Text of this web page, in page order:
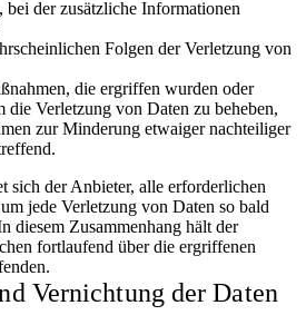
bei der zusätzliche Informationen
Folgen der Verletzung von
die ergriffen wurden oder
die Verletzung von Daten zu beheben,
zur Minderung etwaiger nachteiliger
sich der Anbieter, alle erforderlichen
jede Verletzung von Daten so bald
diesem Zusammenhang hält der
fortlaufend über die ergriffenen
Vernichtung der Daten